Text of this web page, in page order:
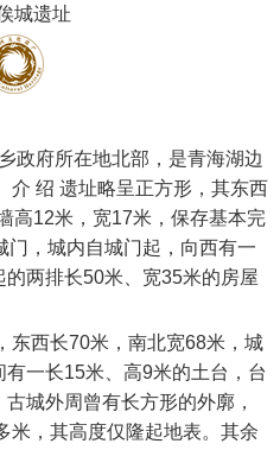
府所在地北部，是青海湖边
绍 遗址略呈正方形，其东西
高12米，宽17米，保存基本完
，城内自城门起，向西有一
两排长50米、宽35米的房屋
西长70米，南北宽68米，城
一长15米、高9米的土台，台
城外周曾有长方形的外廓，
米，其高度仅隆起地表。其余